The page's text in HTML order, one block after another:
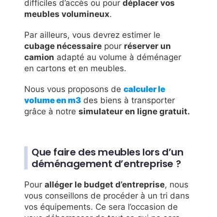
difficiles d’accès ou pour déplacer vos
meubles volumineux.
Par ailleurs, vous devrez estimer le
cubage nécessaire pour réserver un
camion adapté au volume à déménager
en cartons et en meubles.
Nous vous proposons de calculer le
volume en m3 des biens à transporter
grâce à notre simulateur en ligne gratuit.
Que faire des meubles lors d’un
déménagement d’entreprise ?
Pour alléger le budget d’entreprise, nous
vous conseillons de procéder à un tri dans
vos équipements. Ce sera l’occasion de